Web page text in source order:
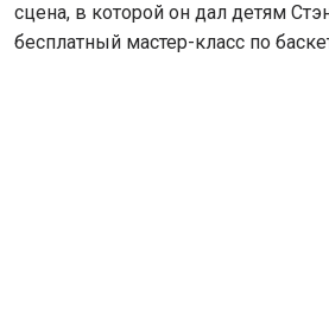
сцена, в которой он дал детям
бесплатный мастер-класс по